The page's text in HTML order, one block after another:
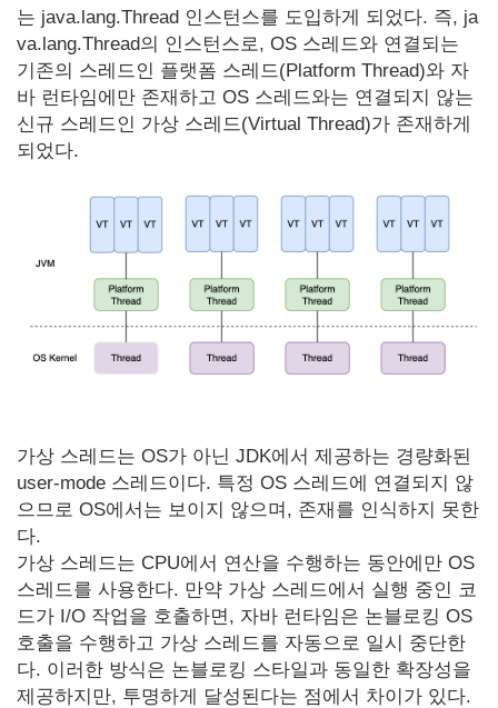
는 java.lang.Thread 인스턴스를 도입하게 되었다. 즉, ja
va.lang.Thread의 인스턴스로, OS 스레드와 연결되는
기존의 스레드인 플랫폼 스레드(Platform Thread)와 자
바 런타임에만 존재하고 OS 스레드와는 연결되지 않는
신규 스레드인 가상 스레드(Virtual Thread)가 존재하게
되었다.
가상 스레드는 OS가 아닌 JDK에서 제공하는 경량화된
user-mode 스레드이다. 특정 OS 스레드에 연결되지 않
으므로 OS에서는 보이지 않으며, 존재를 인식하지 못한
다.
가상 스레드는 CPU에서 연산을 수행하는 동안에만 OS
스레드를 사용한다. 만약 가상 스레드에서 실행 중인 코
드가 I/O 작업을 호출하면, 자바 런타임은 논블로킹 OS
호출을 수행하고 가상 스레드를 자동으로 일시 중단한
다. 이러한 방식은 논블로킹 스타일과 동일한 확장성을
제공하지만, 투명하게 달성된다는 점에서 차이가 있다.